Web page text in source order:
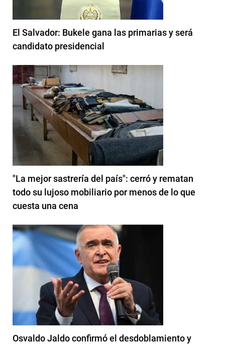
El Salvador: Bukele gana las primarias y será
candidato presidencial
"La mejor sastrería del país": cerró y rematan
todo su lujoso mobiliario por menos de lo que
cuesta una cena
Osvaldo Jaldo confirmó el desdoblamiento y